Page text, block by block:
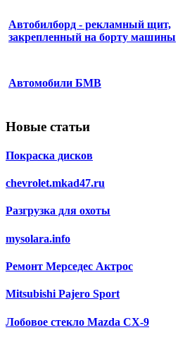
Автобилборд - рекламный щит,
закрепленный на борту машины
Автомобили БМВ
Новые статьи
Покраска дисков
chevrolet.mkad47.ru
Разгрузка для охоты
mysolara.info
Ремонт Мерседес Актрос
Mitsubishi Pajero Sport
Лобовое стекло Mazda CX-9